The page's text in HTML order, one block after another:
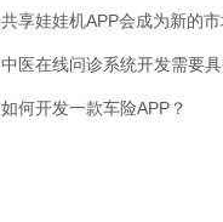
共享娃娃机APP会成为新的
中医在线问诊系统开发需要
如何开发一款车险APP？